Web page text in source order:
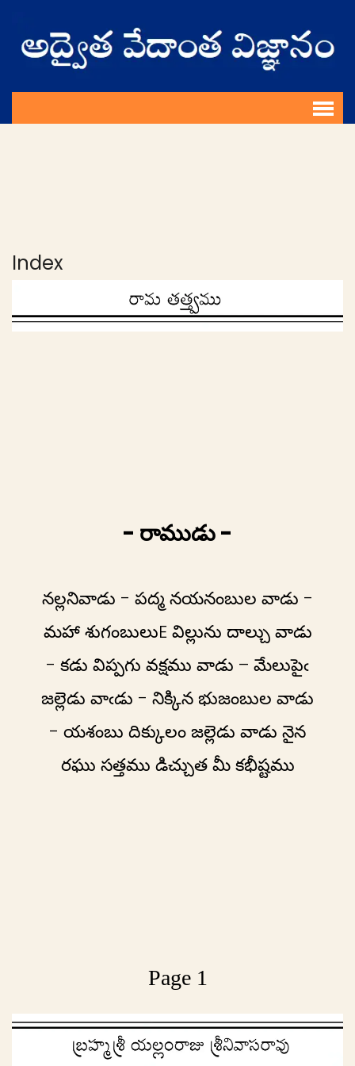
Index
- రాముడు -
నల్లనివాడు - పద్మ నయనంబుల వాడు -
మహా శుగంబులుE విల్లును దాల్చు వాడు
- కడు విప్పగు వక్షము వాడు – మేలుపైఁ
జల్లెడు వాఁడు - నిక్కిన భుజంబుల వాడు
- యశంబు దిక్కులం జల్లెడు వాడు నైన
రఘు సత్తము డిచ్చుత మీ కభీష్టము
Page 1